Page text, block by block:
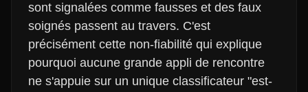
sont signalées comme fausses et des faux
soignés passent au travers. C'est
précisément cette non-fiabilité qui explique
pourquoi aucune grande appli de rencontre
ne s'appuie sur un unique classificateur "est-